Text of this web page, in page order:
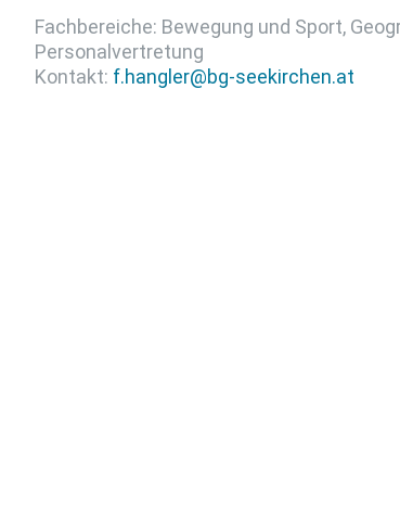
Fachbereiche: Bewegung und Sport,
Personalvertretung
Kontakt: f.hangler@bg-seekirchen.at